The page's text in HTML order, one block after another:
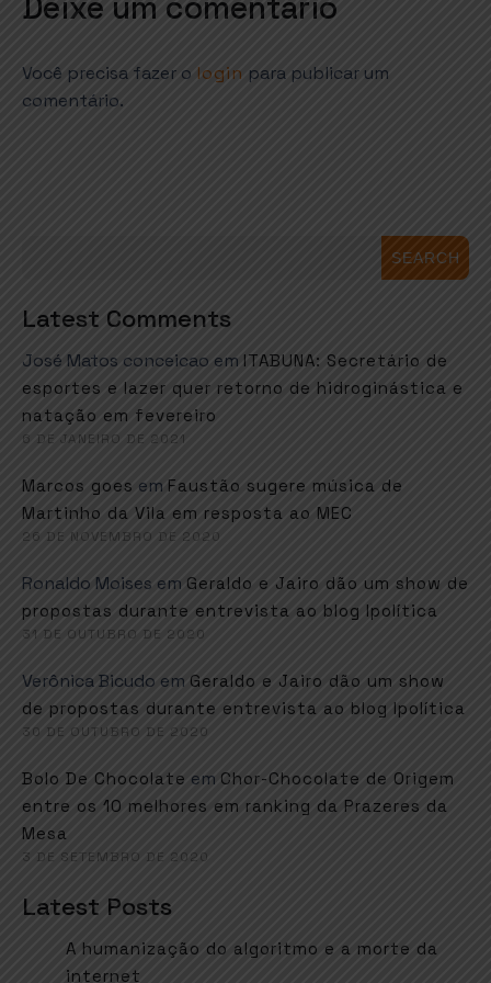
Você precisa fazer o login para publicar um
comentário.
SEARCH
Latest Comments
José Matos conceicao em ITABUNA: Secretário de
esportes e lazer quer retorno de hidroginástica e
natação em fevereiro
6 DE JANEIRO DE 2021
Marcos goes em Faustão sugere música de
Martinho da Vila em resposta ao MEC
26 DE NOVEMBRO DE 2020
Ronaldo Moises em Geraldo e Jairo dão um show de
propostas durante entrevista ao blog Ipolítica
31 DE OUTUBRO DE 2020
Verônica Bicudo em Geraldo e Jairo dão um show
de propostas durante entrevista ao blog Ipolítica
30 DE OUTUBRO DE 2020
Bolo De Chocolate em Chor-Chocolate de Origem
entre os 10 melhores em ranking da Prazeres da
Mesa
3 DE SETEMBRO DE 2020
Latest Posts
A humanização do algoritmo e a morte da
internet